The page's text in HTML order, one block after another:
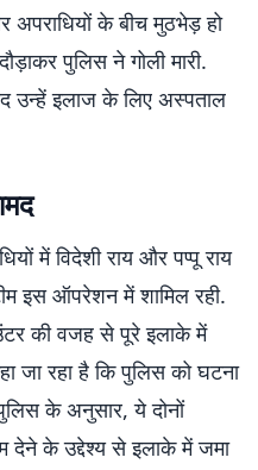
अपराधियों के बीच मुठभेड़ हो
पुलिस ने गोली मारी.
उन्हें इलाज के लिए अस्पताल
में विदेशी राय और पप्पू राय
इस ऑपरेशन में शामिल रही.
की वजह से पूरे इलाके में
जा रहा है कि पुलिस को घटना
के अनुसार, ये दोनों
देने के उद्देश्य से इलाके में जमा